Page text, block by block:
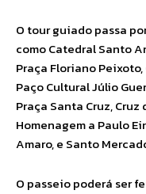
O tour guiado passa
como Catedral Santo
Praça Floriano
Paço Cultural Júlio
Praça Santa Cruz,
Homenagem a Paulo
Amaro, e Santo
O passeio poderá ser